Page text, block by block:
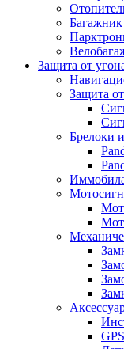
Защита от
Защита
Брелоки